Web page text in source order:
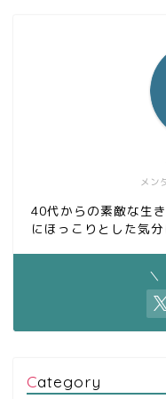
メン
40代からの素敵な生
にほっこりとした気
＼
Category